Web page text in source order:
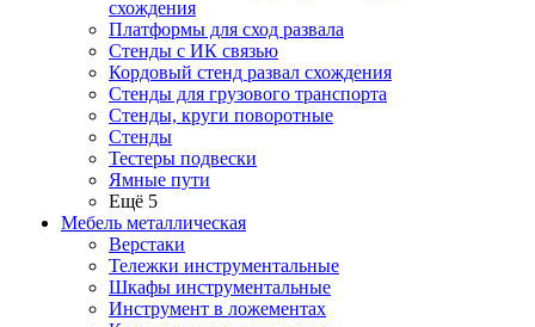
схождения
Платформы для сход развала
Стенды с ИК связью
Кордовый стенд развал схождения
Стенды для грузового транспорта
Стенды, круги поворотные
Стенды
Тестеры подвески
Ямные пути
Ещё 5
Мебель металлическая
Верстаки
Тележки инструментальные
Шкафы инструментальные
Инструмент в ложементах